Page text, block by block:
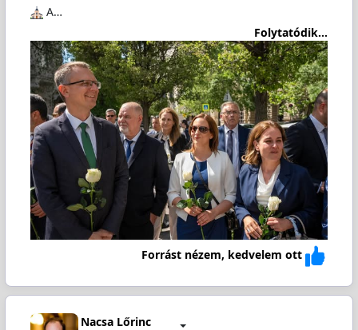
️ A…
Folytatódik...
Forrást nézem, kedvelem ott
Nacsa Lőrinc